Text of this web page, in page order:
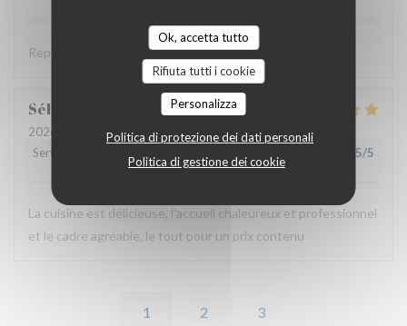
Ok, accetta tutto
Rifiuta tutti i cookie
Personalizza
Politica di protezione dei dati personali
Politica di gestione dei cookie
Repas savoureux et original . Accueil très sympa .
Sébastien
2026-06-11
- 12:00 - Ospiti 2
Servizio
5/5
La cuisine est délicieuse, l’accueil chaleureux et professionnel
et le cadre agréable, le tout pour un prix contenu
1 2 3